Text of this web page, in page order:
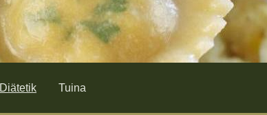
Diätetik Tuina